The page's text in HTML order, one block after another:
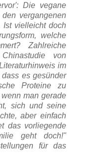
Die vegane
vergangenen
Ist vielleicht doch
welche
Zahlreiche
von
im
es gesünder
Proteine zu
man gerade
sich und seine
aber einfach
das vorliegende
geht doch!"
für das